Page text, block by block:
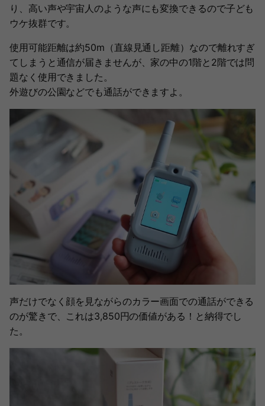
り、高い声や宇宙人のような声にも変換できるので子ども
ウケ抜群です。
使用可能距離は約50m（直線見通し距離）なので離れすぎ
てしまうと通信が届きませんが、家の中の1階と2階では問
題なく使用できました。
外遊びの公園などでも通話ができますよ。
声だけでなく顔を見ながらのカラー画面での通話ができる
のが驚きで、これは3,850円の価値がある！と納得でし
た。